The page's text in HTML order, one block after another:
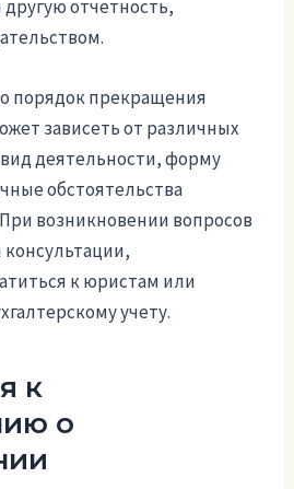
отчетность,
порядок прекращения
зависеть от различных
деятельности, форму
обстоятельства
возникновении вопросов
к юристам или
учету.
к
о